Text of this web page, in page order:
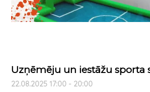
Uzņēmēju un iestāžu sporta
22.08.2025 17:00 - 20:00